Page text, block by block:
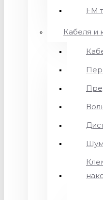
FM
Кабеля и